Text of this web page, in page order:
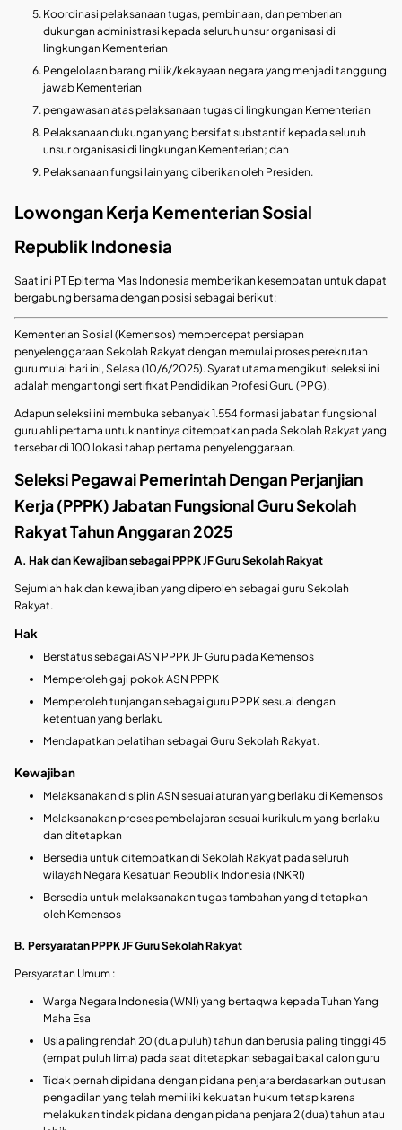
Koordinasi pelaksanaan tugas, pembinaan, dan pemberian
dukungan administrasi kepada seluruh unsur organisasi di
lingkungan Kementerian
Pengelolaan barang milik/kekayaan negara yang menjadi tanggung
jawab Kementerian
pengawasan atas pelaksanaan tugas di lingkungan Kementerian
Pelaksanaan dukungan yang bersifat substantif kepada seluruh
unsur organisasi di lingkungan Kementerian; dan
Pelaksanaan fungsi lain yang diberikan oleh Presiden.
Lowongan Kerja Kementerian Sosial
Republik Indonesia
Saat ini PT Epiterma Mas Indonesia memberikan kesempatan untuk dapat
bergabung bersama dengan posisi sebagai berikut:
Kementerian Sosial (Kemensos) mempercepat persiapan
penyelenggaraan Sekolah Rakyat dengan memulai proses perekrutan
guru mulai hari ini, Selasa (10/6/2025). Syarat utama mengikuti seleksi ini
adalah mengantongi sertifikat Pendidikan Profesi Guru (PPG).
Adapun seleksi ini membuka sebanyak 1.554 formasi jabatan fungsional
guru ahli pertama untuk nantinya ditempatkan pada Sekolah Rakyat yang
tersebar di 100 lokasi tahap pertama penyelenggaraan.
Seleksi Pegawai Pemerintah Dengan Perjanjian
Kerja (PPPK) Jabatan Fungsional Guru Sekolah
Rakyat Tahun Anggaran 2025
A. Hak dan Kewajiban sebagai PPPK JF Guru Sekolah Rakyat
Sejumlah hak dan kewajiban yang diperoleh sebagai guru Sekolah
Rakyat.
Hak
Berstatus sebagai ASN PPPK JF Guru pada Kemensos
Memperoleh gaji pokok ASN PPPK
Memperoleh tunjangan sebagai guru PPPK sesuai dengan
ketentuan yang berlaku
Mendapatkan pelatihan sebagai Guru Sekolah Rakyat.
Kewajiban
Melaksanakan disiplin ASN sesuai aturan yang berlaku di Kemensos
Melaksanakan proses pembelajaran sesuai kurikulum yang berlaku
dan ditetapkan
Bersedia untuk ditempatkan di Sekolah Rakyat pada seluruh
wilayah Negara Kesatuan Republik Indonesia (NKRI)
Bersedia untuk melaksanakan tugas tambahan yang ditetapkan
oleh Kemensos
B. Persyaratan PPPK JF Guru Sekolah Rakyat
Persyaratan Umum :
Warga Negara Indonesia (WNI) yang bertaqwa kepada Tuhan Yang
Maha Esa
Usia paling rendah 20 (dua puluh) tahun dan berusia paling tinggi 45
(empat puluh lima) pada saat ditetapkan sebagai bakal calon guru
Tidak pernah dipidana dengan pidana penjara berdasarkan putusan
pengadilan yang telah memiliki kekuatan hukum tetap karena
melakukan tindak pidana dengan pidana penjara 2 (dua) tahun atau